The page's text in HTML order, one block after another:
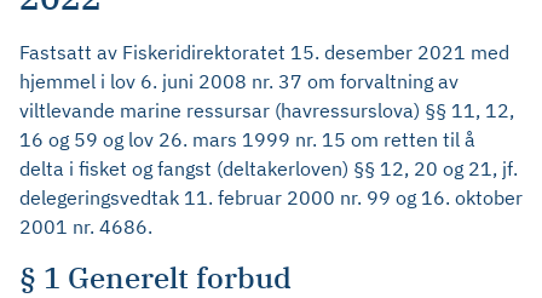
Fastsatt av Fiskeridirektoratet 15. desember 2021 med
hjemmel i lov 6. juni 2008 nr. 37 om forvaltning av
viltlevande marine ressursar (havressurslova) §§ 11, 12,
16 og 59 og lov 26. mars 1999 nr. 15 om retten til å
delta i fisket og fangst (deltakerloven) §§ 12, 20 og 21, jf.
delegeringsvedtak 11. februar 2000 nr. 99 og 16. oktober
2001 nr. 4686.
§ 1 Generelt forbud